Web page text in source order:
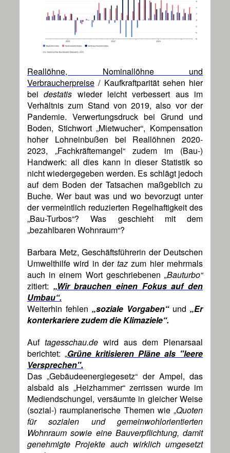
Reallöhne, Nominallöhne und
Verbraucherpreise / Kaufkraftparität sehen hier
beidestatis wieder leicht verbessert aus im
Verhältnis zum Stand von 2019, also vor der
Pandemie. Verwertungsdruck bei Grund und
Boden, Stichwort „Mietwucher“, Kompensation
hoher Lohneinbußen bei Reallöhnen 2020-
2023, „Fachkräftemangel“ zudem im (Bau-)
Handwerk: all dies kann in dieser Statistik so
nicht wiedergegeben werden. Es schlägt jedoch
auf dem Boden der Tatsachen maßgeblich zu
Buche. Wer baut was und wo bevorzugt unter
der vermeintlich reduzierten Regelhaftigkeit des
„Bau-Turbos“? Was geschieht mit dem
„bezahlbaren Wohnraum“?
Barbara Metz, Geschäftsführerin der Deutschen
Umwelthilfe wird in dertaz zum hier mehrmals
auch in einem Wort geschriebenen „Bauturbo“
zitiert: „Wir brauchen einen Fokus auf den
Umbau“.
Weiterhin fehlen „soziale Vorgaben“und „Er
konterkariere zudem die Klimaziele“.
Auf tagesschau.de wird aus dem Plenarsaal
berichtet: „Grüne kritisieren Pläne als "leere
Versprechen".
Das „Gebäudeenergiegesetz“ der Ampel, das
alsbald als „Heizhammer“ zerrissen wurde im
Mediendschungel, versäumte in gleicher Weise
(sozial-) raumplanerische Themen wie „Quoten
für sozialen und gemeinwohlorientierten
Wohnraum sowie eine Bauverpflichtung, damit
genehmigte Projekte auch wirklich umgesetzt